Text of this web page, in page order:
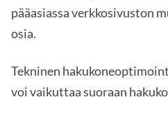
pääasiassa verkkosivuston
osia.
Tekninen
voi vaikuttaa suoraan